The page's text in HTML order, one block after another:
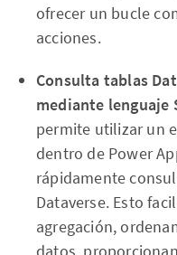
ofrecer un bucle
acciones.
Consulta tablas
mediante lenguaje
permite utilizar un
dentro de Power
rápidamente
Dataverse. Esto
agregación,